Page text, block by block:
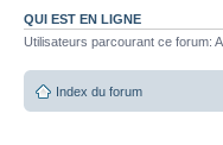
QUI EST EN LIGNE
Utilisateurs parcourant ce forum:
Index du forum